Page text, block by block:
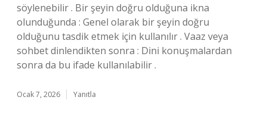
söylenebilir . Bir şeyin doğru olduğuna ikna
olunduğunda : Genel olarak bir şeyin doğru
olduğunu tasdik etmek için kullanılır . Vaaz veya
sohbet dinlendikten sonra : Dini konuşmalardan
sonra da bu ifade kullanılabilir .
Ocak 7, 2026 Yanıtla